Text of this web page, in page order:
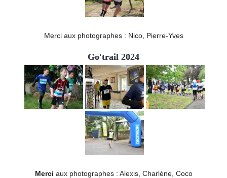
Merci aux photographes : Nico, Pierre-Yves
Go'trail 2024
Merci aux photographes : Alexis, Charlène, Coco